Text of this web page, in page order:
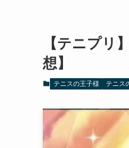
【テニプリ
想】
テニスの王子様 テニス